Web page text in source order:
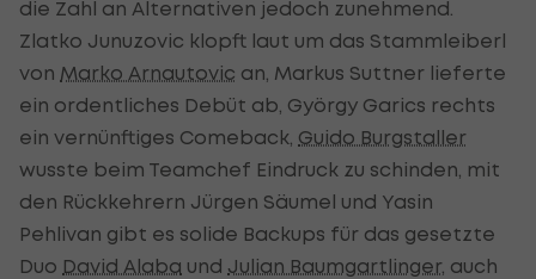
die Zahl an Alternativen jedoch zunehmend.
Zlatko Junuzovic klopft laut um das Stammleiberl
von Marko Arnautovic an, Markus Suttner lieferte
ein ordentliches Debüt ab, György Garics rechts
ein vernünftiges Comeback, Guido Burgstaller
wusste beim Teamchef Eindruck zu schinden, mit
den Rückkehrern Jürgen Säumel und Yasin
Pehlivan gibt es solide Backups für das gesetzte
Duo David Alaba und Julian Baumgartlinger, auch